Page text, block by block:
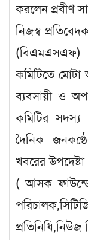
করলেন প্রবীণ
নিজস্ব
কমিটিতে মোটা
ব্যবসায়ী ও
কমিটির
দৈনিক
খবরের
( আসক